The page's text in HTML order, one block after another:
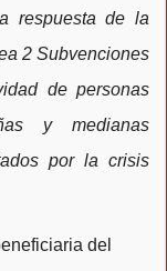
respuesta de la
2 Subvenciones
de personas
y medianas
por la crisis
del